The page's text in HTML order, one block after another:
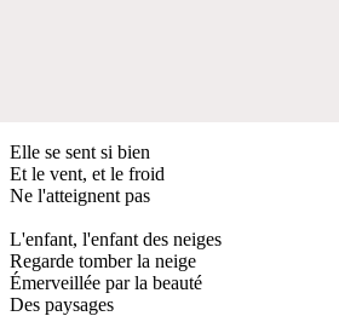
Elle se sent si bien
Et le vent, et le froid
Ne l'atteignent pas
L'enfant, l'enfant des neiges
Regarde tomber la neige
Émerveillée par la beauté
Des paysages